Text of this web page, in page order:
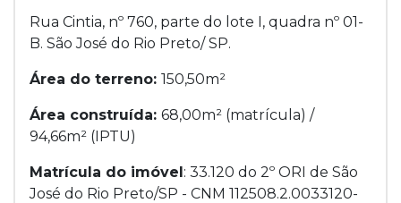
Rua Cintia, nº 760, parte do lote I, quadra nº 01-
B. São José do Rio Preto/ SP.
Área do terreno: 150,50m²
Área construída: 68,00m² (matrícula) /
94,66m² (IPTU)
Matrícula do imóvel : 33.120 do 2º ORI de São
José do Rio Preto/SP - CNM 112508.2.0033120-